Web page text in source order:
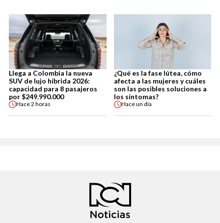
Llega a Colombia la nueva
SUV de lujo híbrida 2026:
capacidad para 8 pasajeros
por $249.990.000
Hace2 horas
¿Qué es la fase lútea, cómo
afecta a las mujeres y cuáles
son las posibles soluciones a
los síntomas?
Haceun día